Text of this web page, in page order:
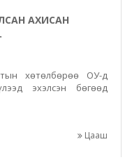
АХИСАН
хөтөлбөрөө ОУ-д
эхэлсэн бөгөөд
Цааш